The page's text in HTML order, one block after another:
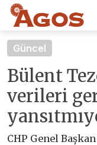
Güncel
Bülent
verileri
CHP Genel